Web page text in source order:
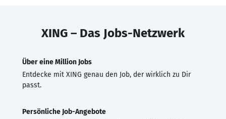
XING – Das Jobs-Netzwerk
Über eine Million Jobs
Entdecke mit XING genau den Job, der wirklich zu Dir
passt.
Persönliche Job-Angebote